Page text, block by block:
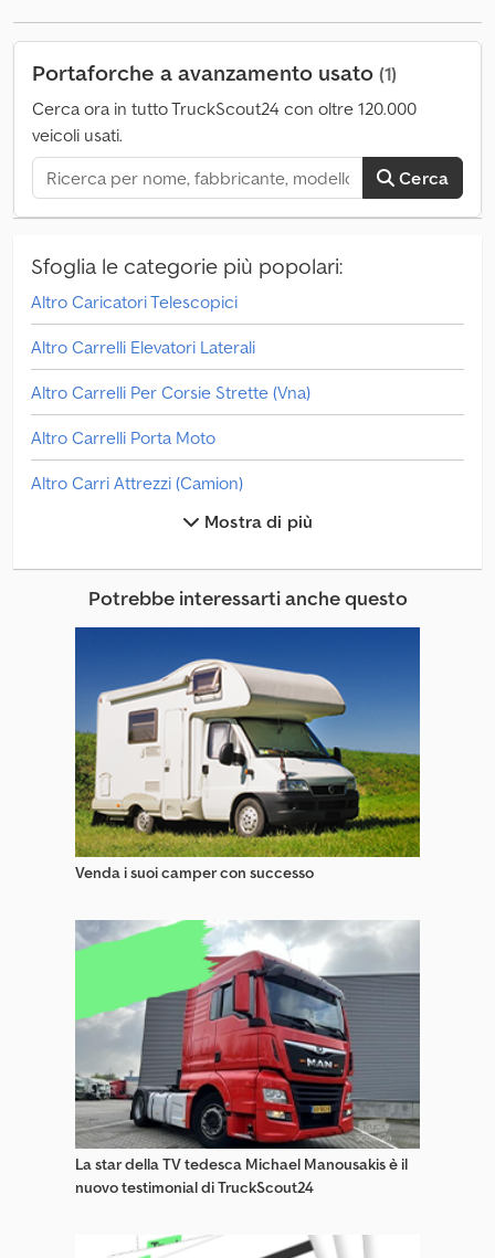
Portaforche a avanzamento usato (1)
Cerca ora in tutto TruckScout24 con oltre 120.000
veicoli usati.
Cerca
Sfoglia le categorie più popolari:
Altro Caricatori Telescopici
Altro Carrelli Elevatori Laterali
Altro Carrelli Per Corsie Strette (Vna)
Altro Carrelli Porta Moto
Altro Carri Attrezzi (Camion)
Altro Carri Caricatori
Altro Impianti Di Vagliatura
Altro Parti & Accessori Di Rimorchi
Altro Trattori Industriali / Trattori Da Magazzino
Camion Con Cestello
Camion Trasporto Auto/Veicoli
Caricatori Frontali
Carrelli Per Corsie Strette (Vna)
Carri Caricatori
Dan Truck Carrelli Elevatori
Impianti Di Vagliatura
Parti & Accessori Di Macchine Edili
Semirimorchi Trasportatori Di Auto
Mostra di più
Potrebbe interessarti anche questo
Venda i suoi camper con successo
La star della TV tedesca Michael Manousakis è il
nuovo testimonial di TruckScout24